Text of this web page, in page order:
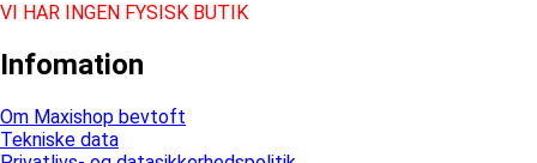
VI HAR INGEN FYSISK BUTIK
Infomation
Om Maxishop bevtoft
Tekniske data